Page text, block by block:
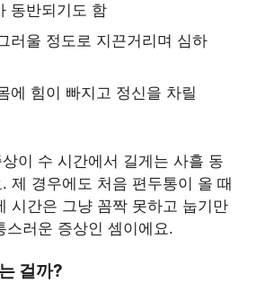
동반되기도 함
러울 정도로 지끈거리며 심하
에 힘이 빠지고 정신을 차릴
이 수 시간에서 길게는 사흘 동
제 경우에도 처음 편두통이 올 때
시간은 그냥 꼼짝 못하고 눕기만
스러운 증상인 셈이에요.
걸까?